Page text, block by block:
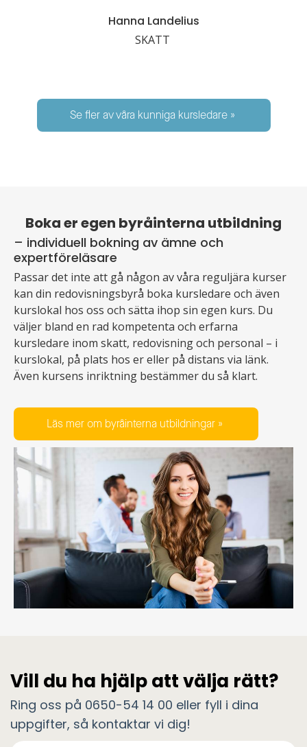
Hanna Landelius
SKATT
Se fler av våra kunniga kursledare »
Boka er egen byråinterna utbildning
– individuell bokning av ämne och
expertföreläsare
Passar det inte att gå någon av våra reguljära kurser
kan din redovisningsbyrå boka kursledare och även
kurslokal hos oss och sätta ihop sin egen kurs. Du
väljer bland en rad kompetenta och erfarna
kursledare inom skatt, redovisning och personal – i
kurslokal, på plats hos er eller på distans via länk.
Även kursens inriktning bestämmer du så klart.
Läs mer om byråinterna utbildningar »
Vill du ha hjälp att välja rätt?
Ring oss på 0650-54 14 00 eller fyll i dina
uppgifter, så kontaktar vi dig!